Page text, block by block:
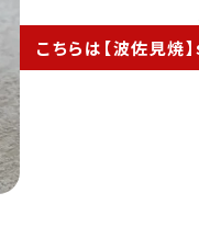
こちらは【波佐見